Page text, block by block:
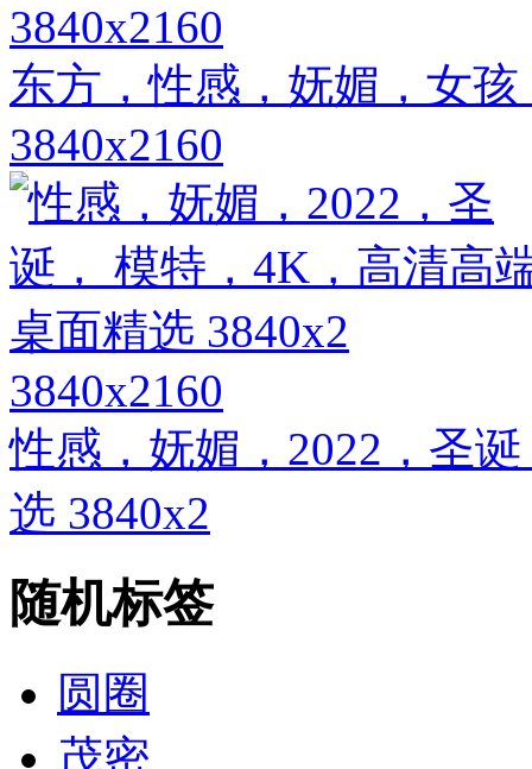
3840x2160
东方，性感，妩媚，女
3840x2160
3840x2160
性感，妩媚，2022，圣
选 3840x2
随机标签
圆圈
茂密